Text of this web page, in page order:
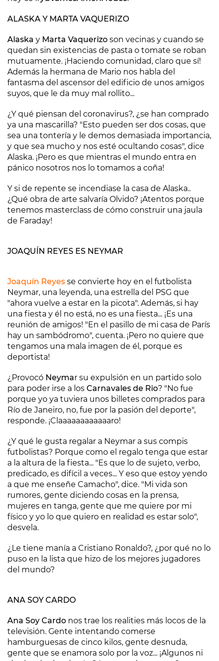
ALASKA Y MARTA VAQUERIZO
Alaska y Marta Vaquerizo son vecinas y cuando se
quedan sin existencias de pasta o tomate se roban
mutuamente. ¡Haciendo comunidad, claro que sí!
Además la hermana de Mario nos habla del
fantasma del ascensor del edificio de unos amigos
suyos, que le da muy mal rollito...
¿Y qué piensan del coronavirus?, ¿se han comprado
ya una mascarilla? "Esto pueden ser dos cosas, que
sea una tontería y le demos demasiada importancia,
y que sea mucho y nos esté ocultando cosas", dice
Alaska. ¡Pero es que mientras el mundo entra en
pánico nosotros nos lo tomamos a coña!
Y si de repente se incendiase la casa de Alaska..
¿Qué obra de arte salvaría Olvido? ¡Atentos porque
tenemos masterclass de cómo construir una jaula
de Faraday!
JOAQUÍN REYES ES NEYMAR
Joaquín Reyes se convierte hoy en el futbolista
Neymar, una leyenda, una estrella del PSG que
"ahora vuelve a estar en la picota". Además, si hay
una fiesta y él no está, no es una fiesta... ¡Es una
reunión de amigos! "En el pasillo de mi casa de París
hay un sambódromo", cuenta. ¡Pero no quiere que
tengamos una mala imagen de él, porque es
deportista!
¿Provocó Neymar su expulsión en un partido solo
para poder irse a los Carnavales de Rio? "No fue
porque yo ya tuviera unos billetes comprados para
Río de Janeiro, no, fue por la pasión del deporte",
responde. ¡Claaaaaaaaaaaaro!
¿Y qué le gusta regalar a Neymar a sus compis
futbolistas? Porque como el regalo tenga que estar
a la altura de la fiesta... "Es que lo de sujeto, verbo,
predicado, es difícil a veces... Y eso que estoy yendo
a que me enseñe Camacho", dice. "Mi vida son
rumores, gente diciendo cosas en la prensa,
mujeres en tanga, gente que me quiere por mi
físico y yo lo que quiero en realidad es estar solo",
desvela.
¿Le tiene manía a Cristiano Ronaldo?, ¿por qué no lo
puso en la lista que hizo de los mejores jugadores
del mundo?
ANA SOY CARDO
Ana Soy Cardo nos trae los realities más locos de la
televisión. Gente intentando comerse
hamburguesas de cinco kilos, gente desnuda,
gente que se enamora solo por la voz... ¡Algunos ni